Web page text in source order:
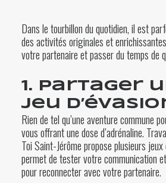
Dans le tourbillon du quotidien, il est
des activités originales et
votre partenaire et passer du temps de
1. Partager
jeu
Rien de tel qu’une aventure commune
vous offrant une dose d’adrénaline.
Toi Saint-Jérômepropose plusieurs
permet de tester votre communication
pour reconnecter avec votre partenaire.